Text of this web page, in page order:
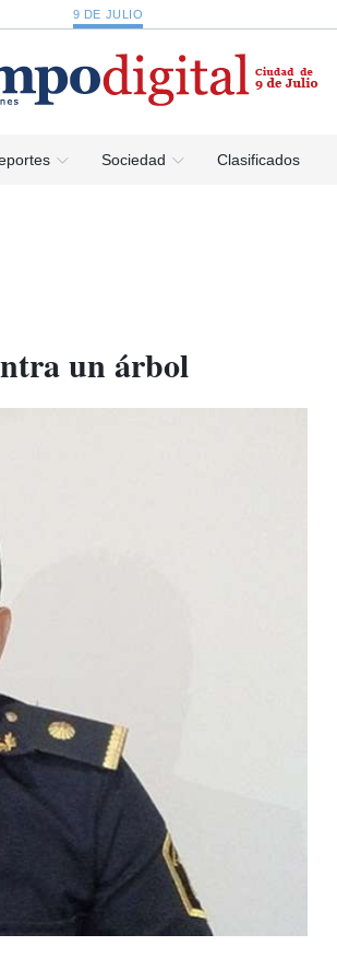
9 DE JULIO
Sociedad Clasificados
un árbol